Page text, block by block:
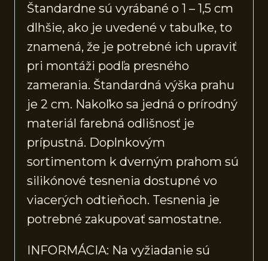
Štandardne sú vyrábané o 1 – 1,5 cm
dlhšie, ako je uvedené v tabuľke, to
znamená, že je potrebné ich upraviť
pri montáži podľa presného
zamerania. Štandardná výška prahu
je 2 cm. Nakoľko sa jedná o prírodný
materiál farebná odlišnosť je
prípustná. Doplnkovým
sortimentom k dverným prahom sú
silikónové tesnenia dostupné vo
viacerých odtieňoch. Tesnenia je
potrebné zakupovať samostatne.
INFORMÁCIA: Na vyžiadanie sú